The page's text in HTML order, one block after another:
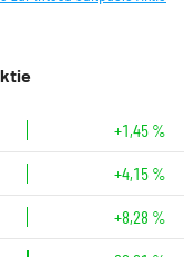
+1,45 %
+4,15 %
+8,28 %